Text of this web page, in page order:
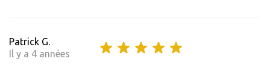
Patrick G.
Il y a 4 années